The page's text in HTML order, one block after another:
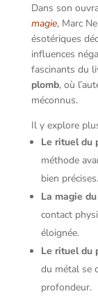
Dans son
magie, Marc
ésotériques
influences
fascinants du
plomb, où
méconnus.
Il y explore
Le rituel du
méthode
bien précises.
La magie
contact
éloignée.
Le rituel du
du métal se
profondeur.